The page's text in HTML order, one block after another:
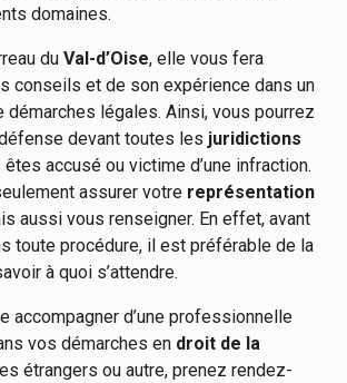
domaines.
duVal-d’Oise, elle vous fera
conseils et de son expérience dans un
démarches légales. Ainsi, vous pourrez
devant toutes les juridictions
accusé ou victime d’une infraction.
assurer votre représentation
aussi vous renseigner. En effet, avant
toute procédure, il est préférable de la
à quoi s’attendre.
accompagner d’une professionnelle
vos démarches en droit de la
étrangers ou autre, prenez rendez-